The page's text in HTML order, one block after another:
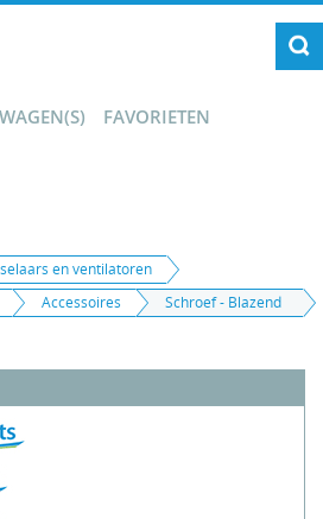
FAVORIETEN
en ventilatoren
Accessoires Schroef - Blazend